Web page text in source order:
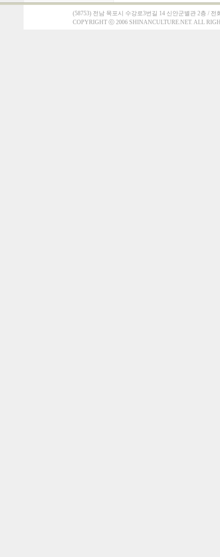
(58753) 전남 목포시 수강로3번길 14 신안군별관 2층 / 전
COPYRIGHT ⓒ2006 SHINANCULTURE.NET. ALL